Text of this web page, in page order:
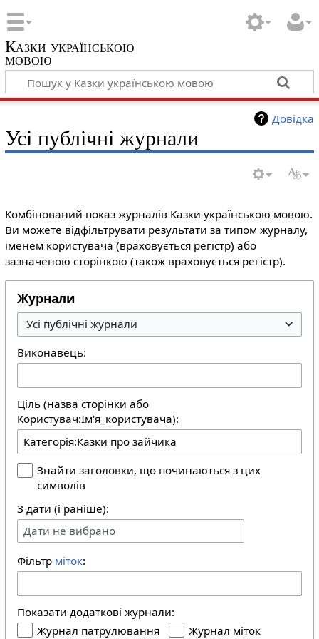
Казки українською
мовою
Довідка
Усі публічні журнали
Комбінований показ журналів Казки українською мовою.
Ви можете відфільтрувати результати за типом журналу,
іменем користувача (враховується регістр) або
зазначеною сторінкою (також враховується регістр).
Журнали
Усі публічні журнали
Виконавець:
Ціль (назва сторінки або
Користувач:Ім'я_користувача):
Знайти заголовки, що починаються з цих
символів
З дати (і раніше):
Дати не вибрано
Фільтр міток:
Показати додаткові журнали:
Журнал патрулювання
Журнал міток